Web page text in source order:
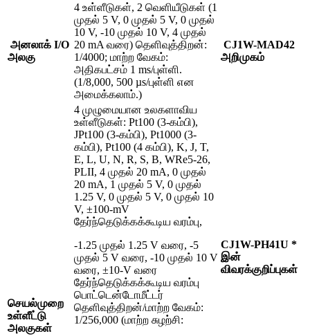
அனலாக் I/O
அலகு
4 உள்ளீடுகள், 2 வெளியீடுகள் (1
முதல் 5 V, 0 முதல் 5 V, 0 முதல்
10 V, -10 முதல் 10 V, 4 முதல்
20 mA வரை) தெளிவுத்திறன்:
1/4000; மாற்ற வேகம்:
அதிகபட்சம் 1 ms/புள்ளி.
(1/8,000, 500 µs/புள்ளி என
அமைக்கலாம்.)
CJ1W-MAD42
அறிமுகம்
செயல்முறை
உள்ளீட்டு
அலகுகள்
4 முழுமையான உலகளாவிய
உள்ளீடுகள்: Pt100 (3-கம்பி),
JPt100 (3-கம்பி), Pt1000 (3-
கம்பி), Pt100 (4 கம்பி), K, J, T,
E, L, U, N, R, S, B, WRe5-26,
PLII, 4 முதல் 20 mA, 0 முதல்
20 mA, 1 முதல் 5 V, 0 முதல்
1.25 V, 0 முதல் 5 V, 0 முதல் 10
V, ±100-mV
தேர்ந்தெடுக்கக்கூடிய வரம்பு,
-1.25 முதல் 1.25 V வரை, -5
முதல் 5 V வரை, -10 முதல் 10 V
வரை, ±10-V வரை
தேர்ந்தெடுக்கக்கூடிய வரம்பு
பொட்டென்டோமீட்டர்
தெளிவுத்திறன்/மாற்ற வேகம்:
1/256,000 (மாற்ற சுழற்சி:
CJ1W-PH41U *
இன்
விவரக்குறிப்புகள்